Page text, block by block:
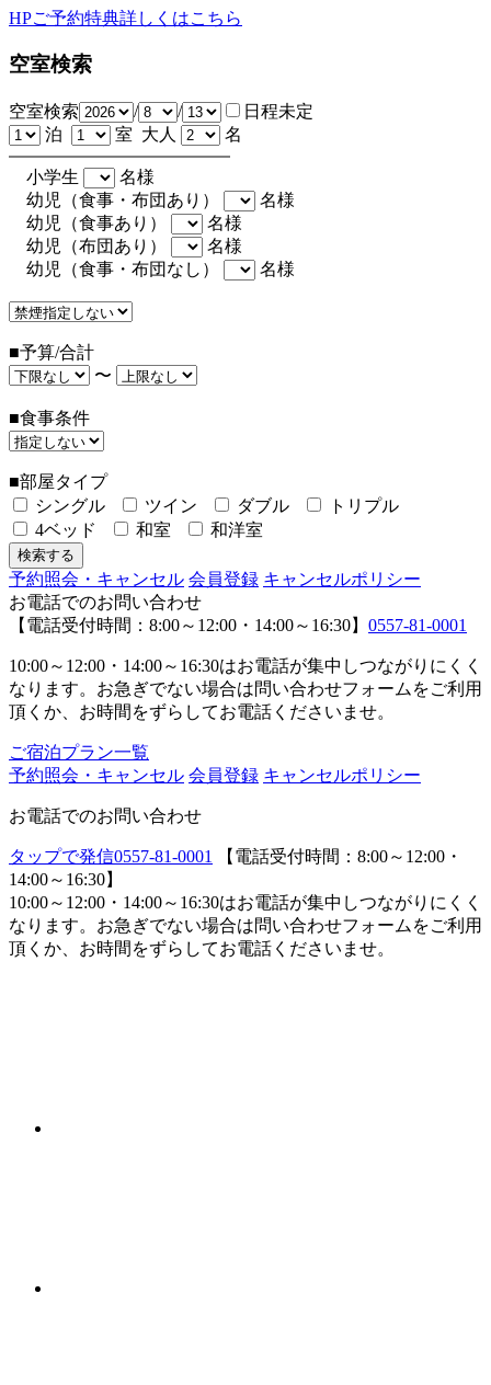
HPご予約特典詳しくはこちら
空室検索
空室検索 / /
日程未定
泊
室 大人 名
小学生
名様
幼児（食事・布団あり）
名様
幼児（食事あり）
名様
幼児（布団あり）
名様
幼児（食事・布団なし）
名様
■予算/合計
〜
■食事条件
■部屋タイプ
シングル
ツイン ダブル
トリプル
4ベッド
和室 和洋室
予約照会・キャンセル 会員登録 キャンセルポリシー
お電話でのお問い合わせ
【電話受付時間：8:00～12:00・14:00～16:30】 0557-81-0001
10:00～12:00・14:00～16:30はお電話が集中しつながりにくく
なります。お急ぎでない場合は問い合わせフォームをご利用
頂くか、お時間をずらしてお電話くださいませ。
ご宿泊プラン一覧
予約照会・キャンセル 会員登録 キャンセルポリシー
お電話でのお問い合わせ
タップで発信0557-81-0001
【電話受付時間：8:00～12:00・
14:00～16:30】
10:00～12:00・14:00～16:30はお電話が集中しつながりにくく
なります。お急ぎでない場合は問い合わせフォームをご利用
頂くか、お時間をずらしてお電話くださいませ。